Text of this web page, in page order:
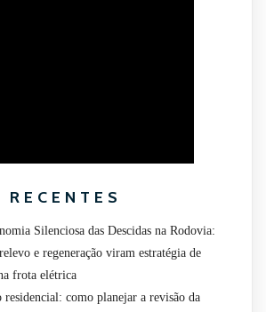
Silenciosa das Descidas na Rodovia:
e regeneração viram estratégia de
frota elétrica
residencial: como planejar a revisão da